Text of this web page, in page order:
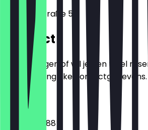
Barfüßerstraße 5
Contact
Heb je vragen of wil je een tafel
je alle belangrijke contactgegevens.
Telefoon
082181519888